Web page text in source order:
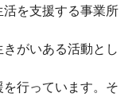
を支援する事業所
がいある活動とし
行っています。そ